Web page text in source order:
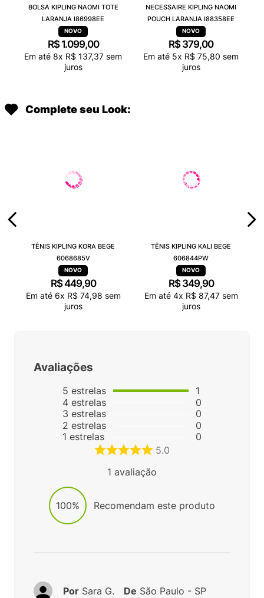
BOLSA KIPLING NAOMI TOTE
LARANJA I86998EE
R$ 1.099,00
Em até 8x R$ 137,37 sem
juros
NECESSAIRE KIPLING NAOMI
POUCH LARANJA I88358EE
R$ 379,00
Em até 5x R$ 75,80 sem
juros
Complete seu Look:
TÊNIS KIPLING KORA BEGE
6068685V
R$449,90
Em até 6x R$ 74,98 sem
juros
TÊNIS KIPLING KALI BEGE
606844PW
R$ 349,90
Em até 4x R$ 87,47sem
juros
Avaliações
5 estrelas
4 estrelas
3 estrelas
2 estrelas
1 estrelas
1
0
0
0
0
5.0
1 avaliação
100% Recomendam este produto
Por Sara G. De São Paulo - SP